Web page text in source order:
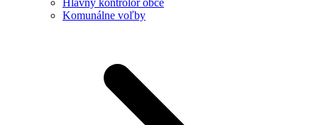
Hlavný kontrolór obce
Komunálne voľby